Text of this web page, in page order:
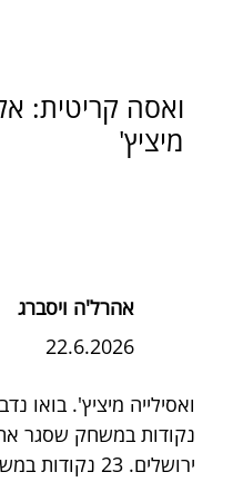
נקודות במשחק שסגר
ירושלים. 23
אהרל'ה ויסברג
22.6.2026
ואסה קריטית:
מיציץ'